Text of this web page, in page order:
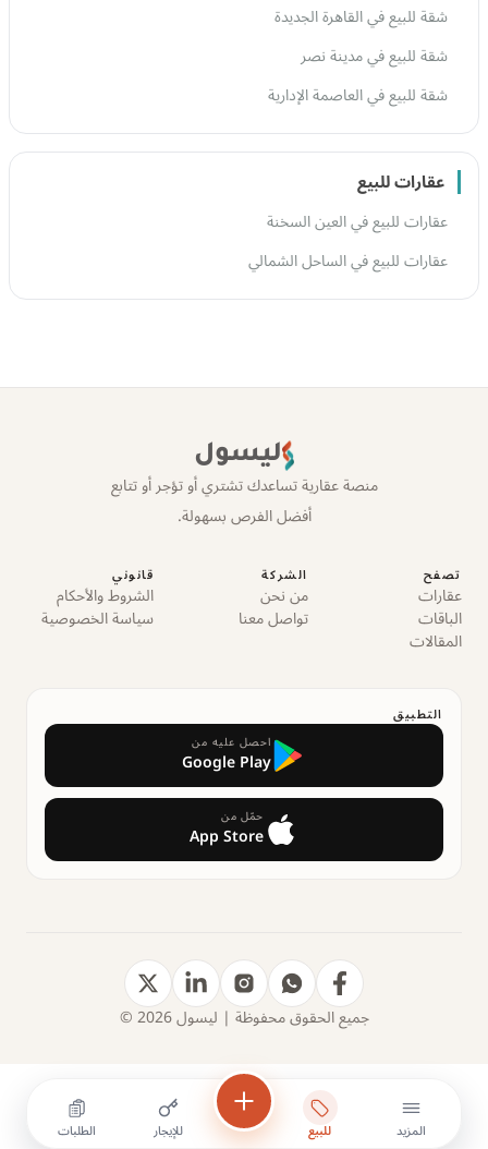
شقة للبيع في القاهرة الجديدة
شقة للبيع في مدينة نصر
شقة للبيع في العاصمة الإدارية
عقارات للبيع
عقارات للبيع في العين السخنة
عقارات للبيع في الساحل الشمالي
ليسول
منصة عقارية تساعدك تشتري أو تؤجر أو تتابع
أفضل الفرص بسهولة.
تصفح
عقارات
الباقات
المقالات
الشركة
من نحن
تواصل معنا
قانوني
الشروط والأحكام
سياسة الخصوصية
التطبيق
احصل عليه من
Google Play
حمّل من
App Store
جميع الحقوق محفوظة | ليسول 2026 ©
الطلبات للإيجار للبيع المزيد